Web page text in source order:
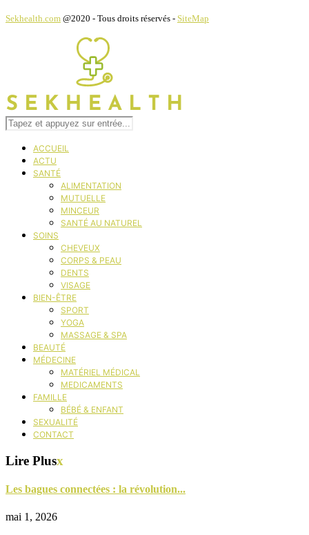
Sekhealth.com @2020 - Tous droits réservés - SiteMap
ACCUEIL
ACTU
SANTÉ
ALIMENTATION
MUTUELLE
MINCEUR
SANTÉ AU NATUREL
SOINS
CHEVEUX
CORPS & PEAU
DENTS
VISAGE
BIEN-ÊTRE
SPORT
YOGA
MASSAGE & SPA
BEAUTÉ
MÉDECINE
MATÉRIEL MÉDICAL
MEDICAMENTS
FAMILLE
BÉBÉ & ENFANT
SEXUALITÉ
CONTACT
Lire Plusx
Les bagues connectées : la révolution...
mai 1, 2026